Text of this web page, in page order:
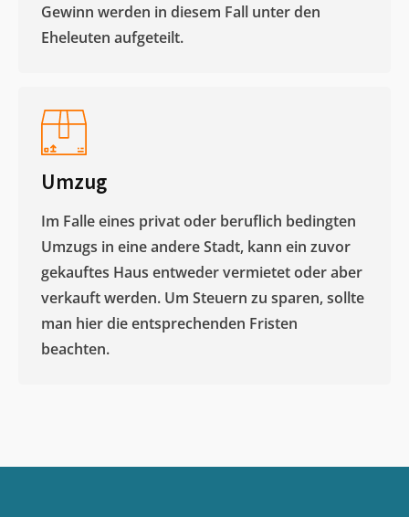
Gewinn werden in diesem Fall unter den
Eheleuten aufgeteilt.​
Umzug
Im Falle eines privat oder beruflich bedingten
Umzugs in eine andere Stadt, kann ein zuvor
gekauftes Haus entweder vermietet oder aber
verkauft werden. Um Steuern zu sparen, sollte
man hier die entsprechenden Fristen
beachten.